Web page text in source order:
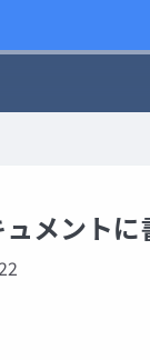
メントに